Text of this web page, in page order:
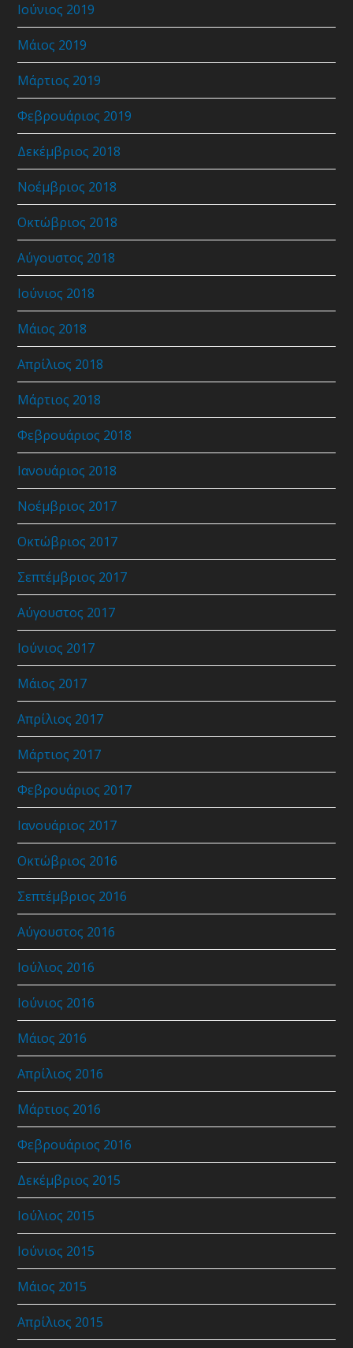
Ιούνιος 2019
Μάιος 2019
Μάρτιος 2019
Φεβρουάριος 2019
Δεκέμβριος 2018
Νοέμβριος 2018
Οκτώβριος 2018
Αύγουστος 2018
Ιούνιος 2018
Μάιος 2018
Απρίλιος 2018
Μάρτιος 2018
Φεβρουάριος 2018
Ιανουάριος 2018
Νοέμβριος 2017
Οκτώβριος 2017
Σεπτέμβριος 2017
Αύγουστος 2017
Ιούνιος 2017
Μάιος 2017
Απρίλιος 2017
Μάρτιος 2017
Φεβρουάριος 2017
Ιανουάριος 2017
Οκτώβριος 2016
Σεπτέμβριος 2016
Αύγουστος 2016
Ιούλιος 2016
Ιούνιος 2016
Μάιος 2016
Απρίλιος 2016
Μάρτιος 2016
Φεβρουάριος 2016
Δεκέμβριος 2015
Ιούλιος 2015
Ιούνιος 2015
Μάιος 2015
Απρίλιος 2015